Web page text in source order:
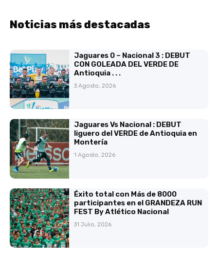
Noticias más destacadas
Jaguares 0 – Nacional 3 : DEBUT
CON GOLEADA DEL VERDE DE
Antioquia . . .
3 Agosto, 2026
Jaguares Vs Nacional : DEBUT
liguero del VERDE de Antioquia en
Montería
1 Agosto, 2026
Éxito total con Más de 8000
participantes en el GRANDEZA RUN
FEST By Atlético Nacional
31 Julio, 2026